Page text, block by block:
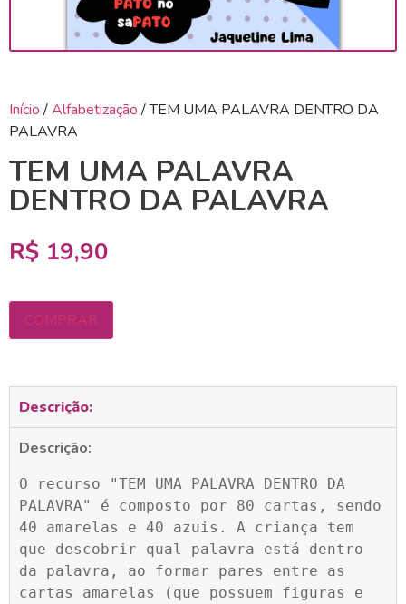
Início /Alfabetização / TEM UMA PALAVRA DENTRO DA
PALAVRA
TEM UMA PALAVRA
DENTRO DA PALAVRA
R$ 19,90
COMPRAR
Descrição:
Descrição:
O recurso "TEM UMA PALAVRA DENTRO DA
PALAVRA" é composto por 80 cartas, sendo
40 amarelas e 40 azuis. A criança tem
que descobrir qual palavra está dentro
da palavra, ao formar pares entre as
cartas amarelas (que possuem figuras e